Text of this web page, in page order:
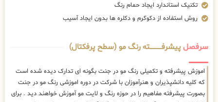
تکنیک استاندارد ایجاد حمام رنگ
روش استفاده از دکوکرم و دکلره ها بدون ایجاد آسیب
سرفصلپیشرفــــــــــــته رنگ مو (سطح پرفکتال)
اموزش پیشرفته و تکمیلی رنگ مو در جنت بگونه ای تدارک دیده شده است
که کلیه دانشپذیران و هنرآموزان با شرکت در دوره اموزشی رنگ مو در جنت
بصورت پیشرفته مفاهیم را در حوزه رنگ و لایت مو آموزش خواهند دید . برای